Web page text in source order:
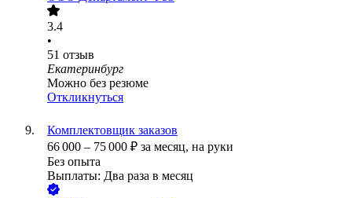
3.4
•
51 отзыв
Екатеринбург
Можно без резюме
Откликнуться
Комплектовщик заказов
66 000 – 75 000 ₽ за месяц, на руки
Без опыта
Выплаты: Два раза в месяц